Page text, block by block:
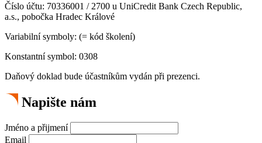
Číslo účtu: 70336001 / 2700 u UniCredit Bank Czech Republic,
a.s., pobočka Hradec Králové
Variabilní symboly: (= kód školení)
Konstantní symbol: 0308
Daňový doklad bude účastníkům vydán při prezenci.
Napište nám
Jméno a přijmení
Email